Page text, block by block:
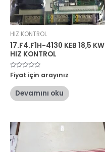
HIZ KONTROL
17.F4.F1H-4130 KEB 18,5 KW
HIZ KONTROL
5
üzerinden
oy
aldı
Fiyat için arayınız
Devamını oku